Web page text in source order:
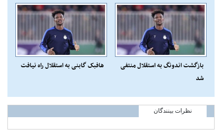
بازگشت اندونگ به استقلال منتفی
شد
هافبک گابنی به استقلال راه نیافت
نظرات بینندگان